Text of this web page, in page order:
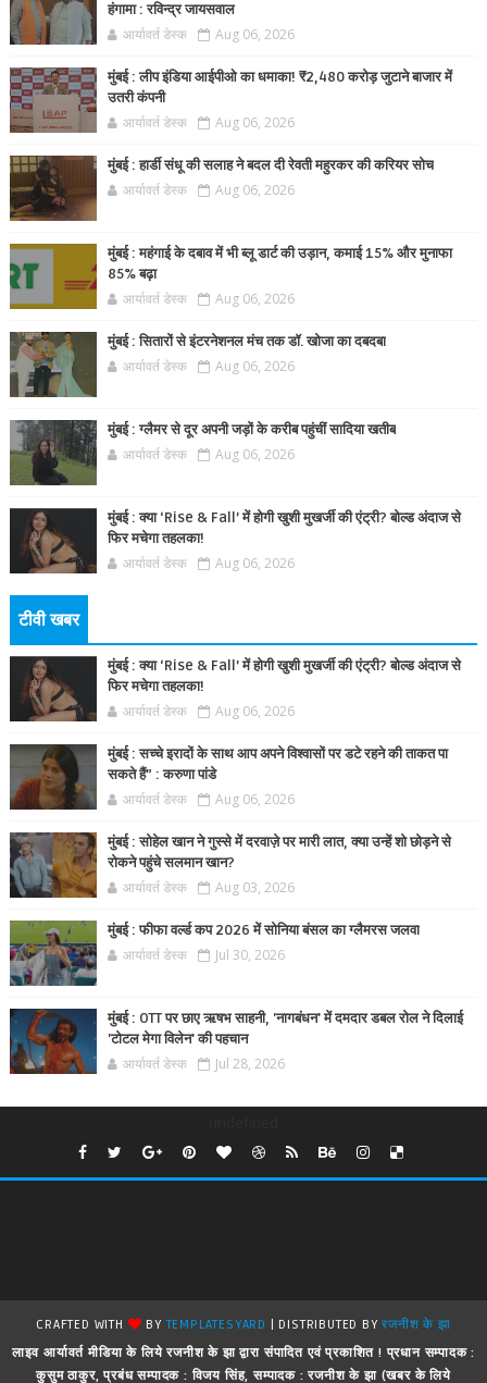
हंगामा : रविन्द्र जायसवाल
आर्यावर्त डेस्क Aug 06, 2026
मुंबई : लीप इंडिया आईपीओ का धमाका! ₹2,480 करोड़ जुटाने बाजार में
उतरी कंपनी
आर्यावर्त डेस्क Aug 06, 2026
मुंबई : हार्डी संधू की सलाह ने बदल दी रेवती महुरकर की करियर सोच
आर्यावर्त डेस्क Aug 06, 2026
मुंबई : महंगाई के दबाव में भी ब्लू डार्ट की उड़ान, कमाई 15% और मुनाफा
85% बढ़ा
आर्यावर्त डेस्क Aug 06, 2026
मुंबई : सितारों से इंटरनेशनल मंच तक डॉ. खोजा का दबदबा
आर्यावर्त डेस्क Aug 06, 2026
मुंबई : ग्लैमर से दूर अपनी जड़ों के करीब पहुंचीं सादिया खतीब
आर्यावर्त डेस्क Aug 06, 2026
मुंबई : क्या ‘Rise & Fall’ में होगी खुशी मुखर्जी की एंट्री? बोल्ड अंदाज से
फिर मचेगा तहलका!
आर्यावर्त डेस्क Aug 06, 2026
टीवी खबर
मुंबई : क्या ‘Rise & Fall’ में होगी खुशी मुखर्जी की एंट्री? बोल्ड अंदाज से
फिर मचेगा तहलका!
आर्यावर्त डेस्क Aug 06, 2026
मुंबई : सच्चे इरादों के साथ आप अपने विश्वासों पर डटे रहने की ताकत पा
सकते हैं” : करुणा पांडे
आर्यावर्त डेस्क Aug 06, 2026
मुंबई : सोहेल खान ने गुस्से में दरवाज़े पर मारी लात, क्या उन्हें शो छोड़ने से
रोकने पहुंचे सलमान खान?
आर्यावर्त डेस्क Aug 03, 2026
मुंबई : फीफा वर्ल्ड कप 2026 में सोनिया बंसल का ग्लैमरस जलवा
आर्यावर्त डेस्क Jul 30, 2026
मुंबई : OTT पर छाए ऋषभ साहनी, 'नागबंधन' में दमदार डबल रोल ने दिलाई
'टोटल मेगा विलेन' की पहचान
आर्यावर्त डेस्क Jul 28, 2026
CRAFTED WITH BYTEMPLATESYARD | DISTRIBUTED BYरजनीश के झा
लाइव आर्यावर्त मीडिया के लिये रजनीश के झा द्वारा संपादित एवं प्रकाशित ! प्रधान सम्पादक :
कुसुम ठाकुर, प्रबंध सम्पादक : विजय सिंह, सम्पादक : रजनीश के झा (खबर के लिये